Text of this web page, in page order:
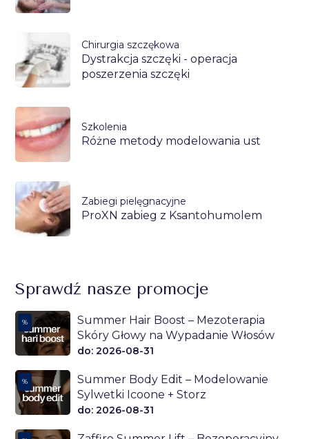
Chirurgia szczękowa
Dystrakcja szczęki - operacja
poszerzenia szczęki
Szkolenia
Różne metody modelowania ust
Zabiegi pielęgnacyjne
ProXN zabieg z Ksantohumolem
Sprawdź nasze promocje
%
Summer Hair Boost – Mezoterapia
Skóry Głowy na Wypadanie Włosów
do: 2026-08-31
%
Summer Body Edit – Modelowanie
Sylwetki Icoone + Storz
do: 2026-08-31